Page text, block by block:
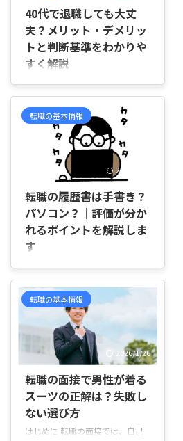
らとスーツを選ぶ人もいれば、オ
フィスカジュアルや私服で向かう
人もいて、その違いが気になって
しまう場面もあります。服装その
ものが面談の目的ではないと頭で
なるのは自然な感覚です。この記
事 ...
40代で退職しても大丈
夫？メリット・デメリッ
トと判断基準をわかりや
すく解説
はじめに 「このまま働き続ける
しかないのかな…」「40代で退職
しても、本当に生活していけるの
かな…」 そんな不安を抱えなが
ら、退職を考えていませんか。
40代になると、仕事へのやりが
いが薄れたり、体力や人間関係に
限界を感じたりして、「辞めた
い」と思うことが増えてきますよ
ね。一方で、住宅ローンや教育
費、老後のお金のことを考える
と、簡単には決められず、どう判
断すればいいのか迷ってしまう方
るべき」と一つに決められるもの
ではありません。大切なのは、自
転職の基本情報
2026/1/16
転職の履歴書は手書き？
パソコン？｜評価が分か
れるポイントを解説しま
す
う人へ 履歴書を手書きにする
か、それともパソコンで作成する
かは、転職活動を始めたタイミン
グで多くの人が一度は立ち止まっ
て考えてしまうポイントです。ど
ちらの方法でも応募できるケース
があると分かっていても、「この
会社にはどちらが無難だろう」
「失礼に思われないかな」と、提
出前に余計な不安が頭をよぎるこ
ともあります。求人票の記載を何
度も読み返したり、ネットの記事
転職の基本情報
2026/1/26
転職の面接で男性が着る
スーツの正解は？失敗し
ない選び方
はじめに 転職の面接では、自己